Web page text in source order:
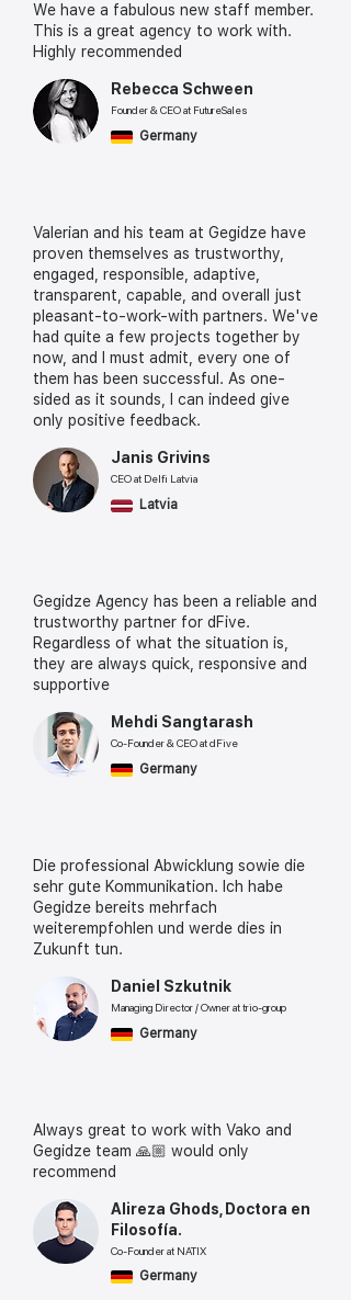
We have a fabulous new staff member.
This is a great agency to work with.
Highly recommended
Rebecca Schween
Founder & CEO at FutureSales
Germany
Valerian and his team at Gegidze have
proven themselves as trustworthy,
engaged, responsible, adaptive,
transparent, capable, and overall just
pleasant-to-work-with partners. We've
had quite a few projects together by
now, and I must admit, every one of
them has been successful. As one-
sided as it sounds, I can indeed give
only positive feedback.
Janis Grivins
CEO at Delfi Latvia
Latvia
Gegidze Agency has been a reliable and
trustworthy partner for dFive.
Regardless of what the situation is,
they are always quick, responsive and
supportive
Mehdi Sangtarash
Co-Founder & CEO at dFive
Germany
Die professional Abwicklung sowie die
sehr gute Kommunikation. Ich habe
Gegidze bereits mehrfach
weiterempfohlen und werde dies in
Zukunft tun.
Daniel Szkutnik
Managing Director / Owner at trio-group
Germany
Always great to work with Vako and
Gegidze team 🙏🏼 would only
recommend
Alireza Ghods, Doctora en
Filosofía.
Co-Founder at NATIX
Germany